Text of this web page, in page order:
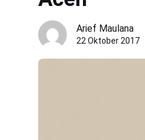
Arief Maulana
22 Oktober 2017